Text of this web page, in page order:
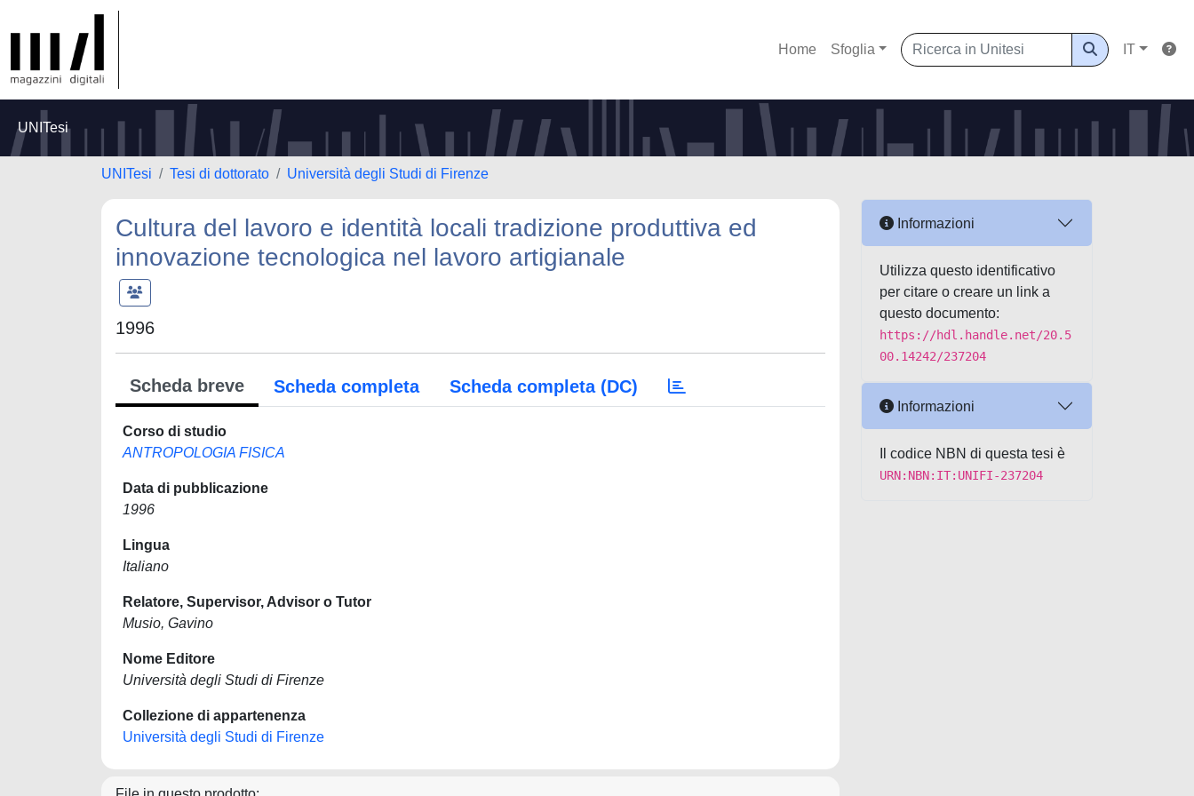
Home Sfoglia IT
UNITesi
UNITesi Tesi di dottorato Università degli Studi di Firenze
Cultura del lavoro e identità locali tradizione produttiva ed
innovazione tecnologica nel lavoro artigianale
1996
Scheda breve Scheda completa Scheda completa (DC)
Corso di studio
ANTROPOLOGIA FISICA
Data di pubblicazione
1996
Lingua
Italiano
Relatore, Supervisor, Advisor o Tutor
Musio, Gavino
Nome Editore
Università degli Studi di Firenze
Collezione di appartenenza
Università degli Studi di Firenze
Informazioni
Utilizza questo identificativo
per citare o creare un link a
questo documento:
https://hdl.handle.net/20.5
00.14242/237204
Informazioni
Il codice NBN di questa tesi è
URN:NBN:IT:UNIFI-237204